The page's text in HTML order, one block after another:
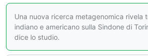
Una nuova ricerca metagenomica rivela
indiano e americano sulla Sindone di
dice lo studio.